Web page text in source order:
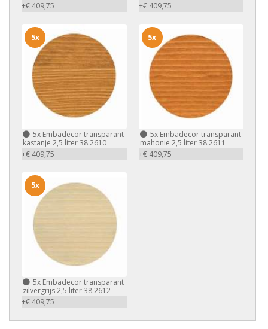
+€ 409,75
+€ 409,75
5x Embadecor transparant
kastanje 2,5 liter 38.2610
+€ 409,75
5x
5xEmbadecor transparant
mahonie 2,5 liter 38.2611
+€ 409,75
5x
5x Embadecor transparant
zilvergrijs 2,5 liter 38.2612
+€ 409,75
5x